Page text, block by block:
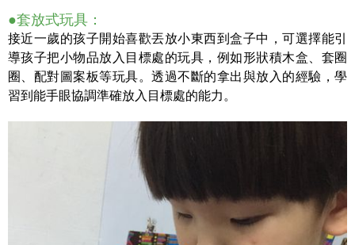
●套放式玩具：
接近一歲的孩子開始喜歡丟放小東西到盒子中，可選擇能引
導孩子把小物品放入目標處的玩具，例如形狀積木盒、套圈
圈、配對圖案板等玩具。透過不斷的拿出與放入的經驗，學
習到能手眼協調準確放入目標處的能力。